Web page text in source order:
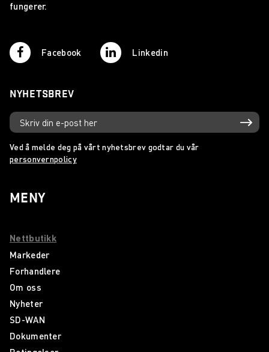
fungerer.
Facebook Linkedin
NYHETSBREV
Ved å melde deg på vårt nyhetsbrev godtar du vår
personvernpolicy
MENY
Nettbutikk
Markeder
Forhandlere
Om oss
Nyheter
SD-WAN
Dokumenter